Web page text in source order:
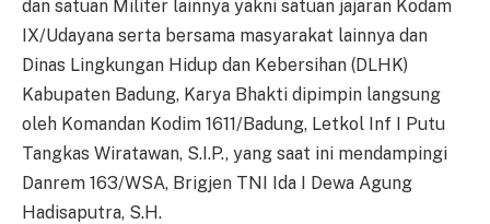
dan satuan Militer lainnya yakni satuan jajaran Kodam
IX/Udayana serta bersama masyarakat lainnya dan
Dinas Lingkungan Hidup dan Kebersihan (DLHK)
Kabupaten Badung, Karya Bhakti dipimpin langsung
oleh Komandan Kodim 1611/Badung, Letkol Inf I Putu
Tangkas Wiratawan, S.I.P., yang saat ini mendampingi
Danrem 163/WSA, Brigjen TNI Ida I Dewa Agung
Hadisaputra, S.H.